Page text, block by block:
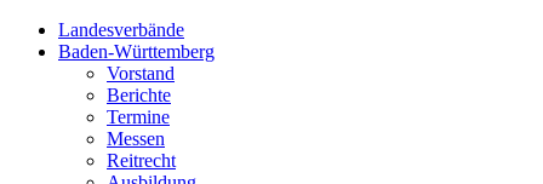
Landesverbände
Baden-Württemberg
Vorstand
Berichte
Termine
Messen
Reitrecht